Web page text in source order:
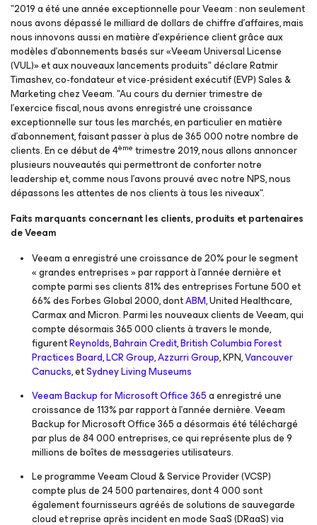
"2019 a été une année exceptionnelle pour Veeam : non seulement
nous avons dépassé le milliard de dollars de chiffre d’affaires, mais
nous innovons aussi en matière d’expérience client grâce aux
modèles d’abonnements basés sur «Veeam Universal License
(VUL)» et aux nouveaux lancements produits" déclare Ratmir
Timashev, co-fondateur et vice-président exécutif (EVP) Sales &
Marketing chez Veeam. "Au cours du dernier trimestre de
l’exercice fiscal, nous avons enregistré une croissance
exceptionnelle sur tous les marchés, en particulier en matière
d’abonnement, faisant passer à plus de 365 000 notre nombre de
clients. En ce début de 4ème trimestre 2019, nous allons annoncer
plusieurs nouveautés qui permettront de conforter notre
leadership et, comme nous l’avons prouvé avec notre NPS, nous
dépassons les attentes de nos clients à tous les niveaux".
Faits marquants concernant les clients, produits et partenaires
de Veeam
Veeam a enregistré une croissance de 20% pour le segment
« grandes entreprises » par rapport à l’année dernière et
compte parmi ses clients 81% des entreprises Fortune 500 et
66% des Forbes Global 2000, dontABM, United Healthcare,
Carmax and Micron. Parmi les nouveaux clients de Veeam, qui
compte désormais 365 000 clients à travers le monde,
figurentReynolds,Bahrain Credit,British Columbia Forest
Practices Board,LCR Group,Azzurri Group, KPN,Vancouver
Canucks, etSydney Living Museums
Veeam Backupfor Microsoft Office 365a enregistré une
croissance de 113% par rapport à l’année dernière. Veeam
Backupfor Microsoft Office 365a désormais été téléchargé
par plus de 84 000 entreprises, ce qui représente plus de 9
millions de boîtes de messageries utilisateurs.
Le programme Veeam Cloud & Service Provider (VCSP)
compte plus de 24 500 partenaires, dont 4 000 sont
également fournisseurs agréés de solutions de sauvegarde
cloud et reprise après incident en mode SaaS (DRaaS) via